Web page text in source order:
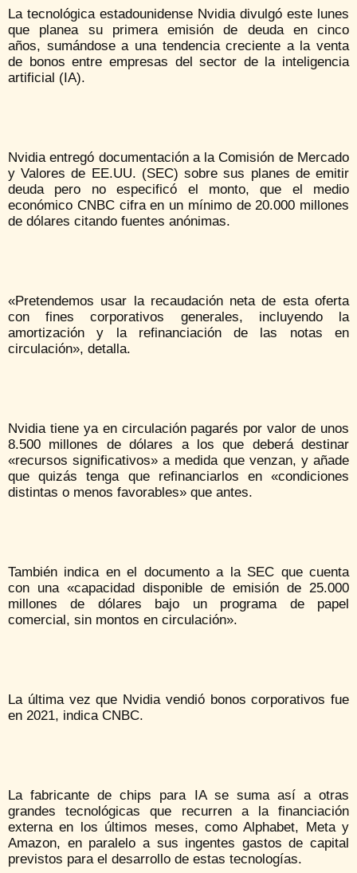
La tecnológica estadounidense Nvidia divulgó este lunes
que planea su primera emisión de deuda en cinco
años, sumándose a una tendencia creciente a la venta
de bonos entre empresas del sector de la inteligencia
artificial (IA).
Nvidia entregó documentación a la Comisión de Mercado
y Valores de EE.UU. (SEC) sobre sus planes de emitir
deuda pero no especificó el monto, que el medio
económico CNBC cifra en un mínimo de 20.000 millones
de dólares citando fuentes anónimas.
«Pretendemos usar la recaudación neta de esta oferta
con fines corporativos generales, incluyendo la
amortización y la refinanciación de las notas en
circulación», detalla.
Nvidia tiene ya en circulación pagarés por valor de unos
8.500 millones de dólares a los que deberá destinar
«recursos significativos» a medida que venzan, y añade
que quizás tenga que refinanciarlos en «condiciones
distintas o menos favorables» que antes.
También indica en el documento a la SEC que cuenta
con una «capacidad disponible de emisión de 25.000
millones de dólares bajo un programa de papel
comercial, sin montos en circulación».
La última vez que Nvidia vendió bonos corporativos fue
en 2021, indica CNBC.
La fabricante de chips para IA se suma así a otras
grandes tecnológicas que recurren a la financiación
externa en los últimos meses, como Alphabet, Meta y
Amazon, en paralelo a sus ingentes gastos de capital
previstos para el desarrollo de estas tecnologías.